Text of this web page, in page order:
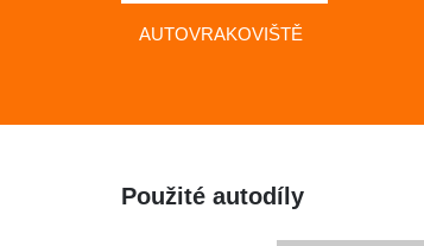
AUTOVRAKOVIŠTĚ
Použité autodíly